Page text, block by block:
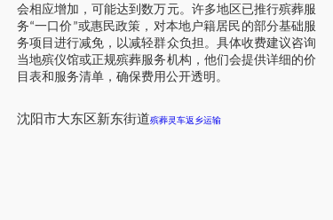
会相应增加，可能达到数万元。许多地区已推行殡葬服
务“一口价 ”或惠民政策，对本地户籍居民的部分基础服
务项目进行减免，以减轻群众负担。具体收费建议咨询
当地殡仪馆或正规殡葬服务机构，他们会提供详细的价
目表和服务清单，确保费用公开透明。
沈阳市大东区新东街道殡葬灵车返乡运输